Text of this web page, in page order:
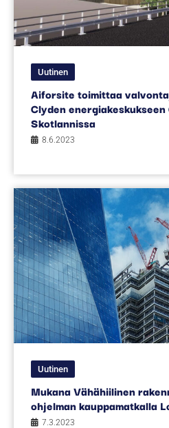
Uutinen
Aiforsite toimittaa
Clyden energiakeskukseen
Skotlannissa
8.6.2023
Uutinen
Mukana Vähähiilinen
ohjelman kauppamatkalla
7.3.2023